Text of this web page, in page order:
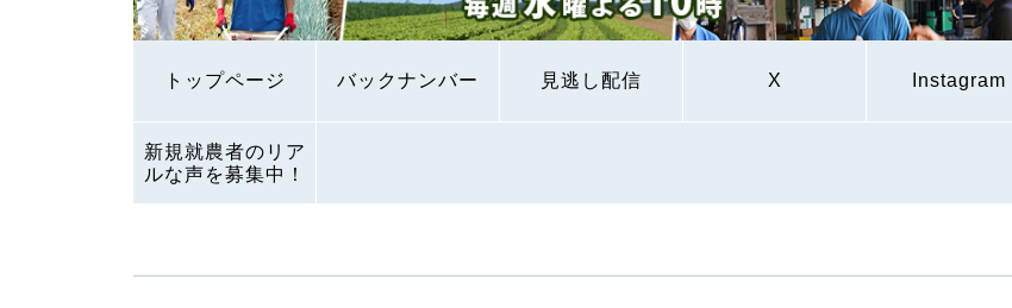
トップページ バックナンバー 見逃し配信 X Instagram
新規就農者のリア
ルな声を募集中！